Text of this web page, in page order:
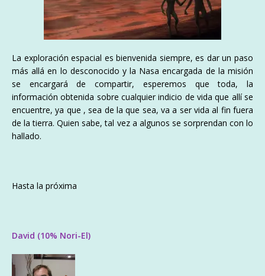
La exploración espacial es bienvenida siempre, es dar un paso
más allá en lo desconocido y la Nasa encargada de la misión
se encargará de compartir, esperemos que toda, la
información obtenida sobre cualquier indicio de vida que allí se
encuentre, ya que , sea de la que sea, va a ser vida al fin fuera
de la tierra. Quien sabe, tal vez a algunos se sorprendan con lo
hallado.
Hasta la próxima
David (10% Nori-El)